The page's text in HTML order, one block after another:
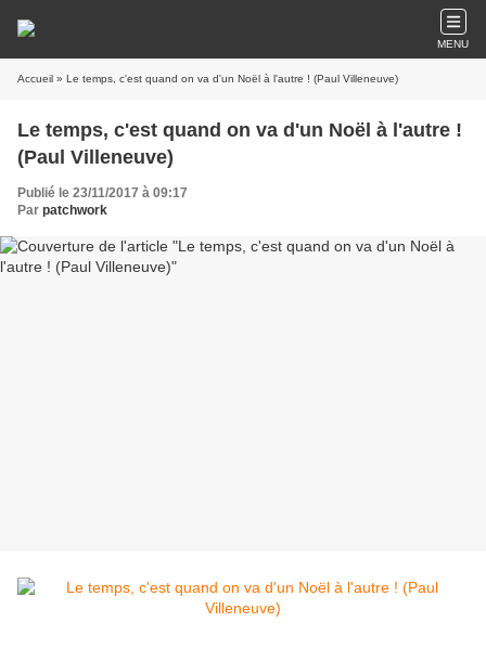
MENU
Accueil » Le temps, c'est quand on va d'un Noël à l'autre ! (Paul Villeneuve)
Le temps, c'est quand on va d'un Noël à l'autre !
(Paul Villeneuve)
Publié le 23/11/2017 à 09:17
Par patchwork